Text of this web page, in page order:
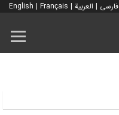
فارسی | العربية |
English | Français